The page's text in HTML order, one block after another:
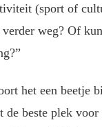
(sport of
weg? Of
het een beetje
de beste plek